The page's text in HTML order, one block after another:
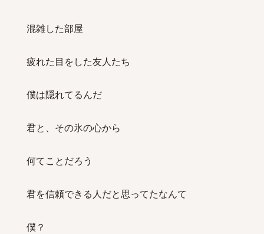
混雑した部屋
疲れた目をした友人たち
僕は隠れてるんだ
君と、その氷の心から
何てことだろう
君を信頼できる人だと思ってたなんて
僕？